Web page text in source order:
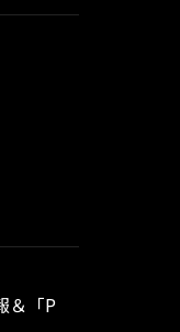
＆「P